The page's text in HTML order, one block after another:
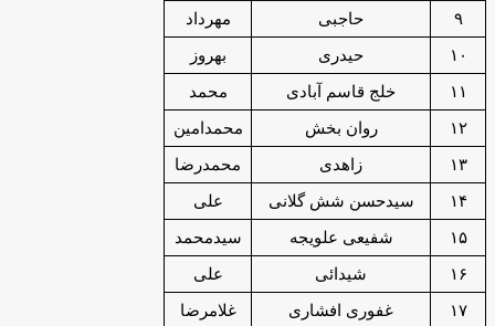
۹ حاجبی مهرداد
۱۰ حیدری بهروز
۱۱ خلج قاسم آبادی محمد
۱۲ روان بخش محمدامین
۱۳ زاهدی محمدرضا
۱۴ سیدحسن شش گلانی علی
۱۵ شفیعی علویجه سیدمحمد
۱۶ شیدائی علی
۱۷ غفوری افشاری غلامرضا